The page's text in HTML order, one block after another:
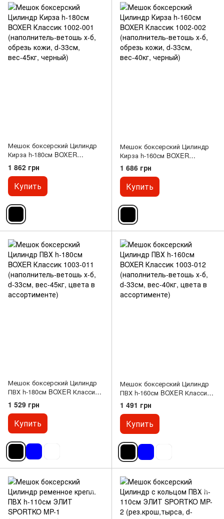
Мешок боксерский Цилиндр
Кирза h-180см BOXER
Классик 1002-001
(наполнитель-ветошь х-б,
обрезь кожи, d-33см,
вес-45кг, черный)
1 862 грн
Купить
Мешок боксерский Цилиндр
Кирза h-160см BOXER
Классик 1002-002
(наполнитель-ветошь х-б,
обрезь кожи, d-33см,
вес-40кг, черный)
1 686 грн
Купить
Мешок боксерский Цилиндр
ПВХ h-180см BOXER Классик
1003-011 (наполнитель-
ветошь х-б, d-33см, вес-45кг,
цвета в ассортименте)
1 529 грн
Купить
Мешок боксерский Цилиндр
ПВХ h-160см BOXER Классик
1003-012 (наполнитель-ветошь
х-б, d-33см, вес-40кг, цвета в
ассортименте)
1 491 грн
Купить